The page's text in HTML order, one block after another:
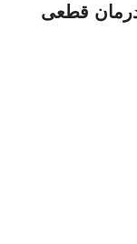
قطعی